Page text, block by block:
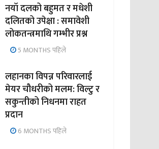
नयाँ दलको बहुमत र मधेशी
दलितको उपेक्षा : समावेशी
लोकतन्त्रमाथि गम्भीर प्रश्न
5 MONTHS पहिले
लहानका विपन्न परिवारलाई
मेयर चौधरीको मलम: विल्टु र
सकुन्तीको निधनमा राहत
प्रदान
6 MONTHS पहिले